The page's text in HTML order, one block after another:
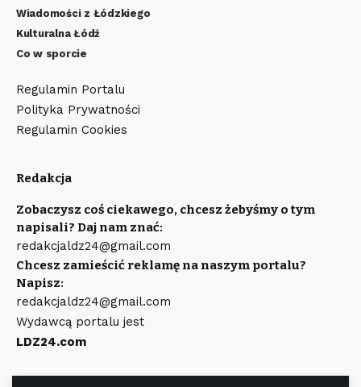
Wiadomości z Łódzkiego
Kulturalna Łódź
Co w sporcie
Regulamin Portalu
Polityka Prywatności
Regulamin Cookies
Redakcja
Zobaczysz coś ciekawego, chcesz żebyśmy o tym
napisali? Daj nam znać:
redakcjaldz24@gmail.com
Chcesz zamieścić reklamę na naszym portalu?
Napisz:
redakcjaldz24@gmail.com
Wydawcą portalu jest
LDZ24.com